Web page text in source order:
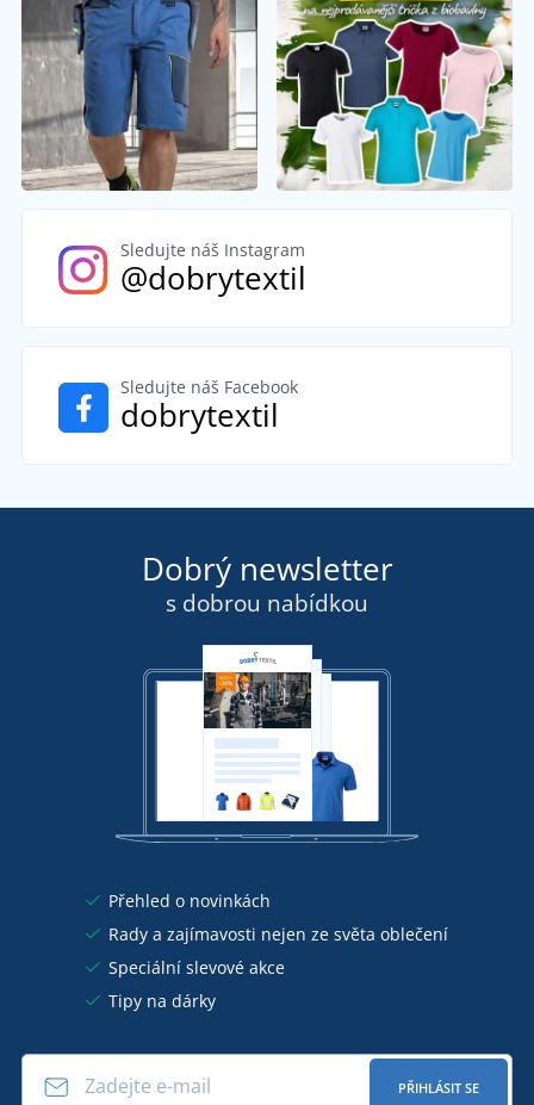
Sledujte náš Instagram
@dobrytextil
Sledujte náš Facebook
dobrytextil
Dobrý newsletter
s dobrou nabídkou
Přehled o novinkách
Rady a zajímavosti nejen ze světa oblečení
Speciální slevové akce
Tipy na dárky
PŘIHLÁSIT SE